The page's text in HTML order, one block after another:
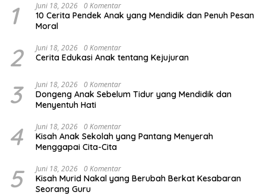
1 Juni 18, 2026 0 Komentar
10 Cerita Pendek Anak yang Mendidik dan Penuh Pesan
Moral
2 Juni 18, 2026 0 Komentar
Cerita Edukasi Anak tentang Kejujuran
3 Juni 18, 2026 0 Komentar
Dongeng Anak Sebelum Tidur yang Mendidik dan
Menyentuh Hati
4 Juni 18, 2026 0 Komentar
Kisah Anak Sekolah yang Pantang Menyerah
Menggapai Cita-Cita
5 Juni 18, 2026 0 Komentar
Kisah Murid Nakal yang Berubah Berkat Kesabaran
Seorang Guru